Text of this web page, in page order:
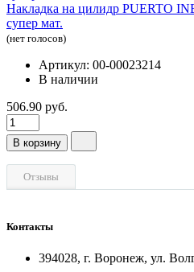
Накладка на цилидр PUERTO
супер мат.
(нет голосов)
Артикул: 00-00023214
В наличии
506.90 руб.
В корзину
Отзывы
Контакты
394028, г. Воронеж, ул.